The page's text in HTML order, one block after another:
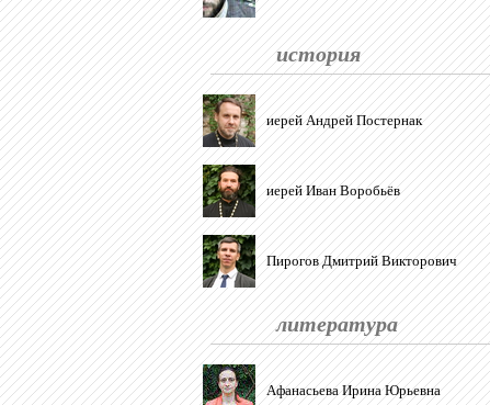
история
иерей Андрей Постернак
иерей Иван Воробьёв
Пирогов Дмитрий Викторович
литература
Афанасьева Ирина Юрьевна